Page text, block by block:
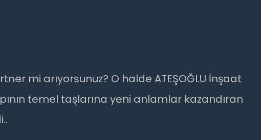
mi arıyorsunuz? O halde ATEŞOĞLU İnşaat
temel taşlarına yeni anlamlar kazandıran